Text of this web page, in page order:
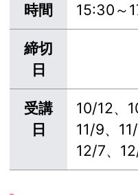
時間 15:30～
締切
日
受講
日
10/12、
11/9、
12/7、